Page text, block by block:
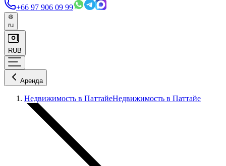
+66 97 906 09 99
ru
RUB
Аренда
Недвижимость в ПаттайеНедвижимость в Паттайе